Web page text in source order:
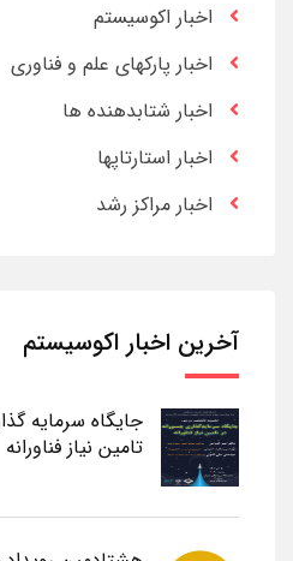
اخبار اکوسیستم
اخبار پارکهای علم و فناوری
اخبار شتابدهنده ها
اخبار استارتاپها
اخبار مراکز رشد
آخرین اخبار اکوسیستم
جایگاه سرمایه
تامین نیاز فناورانه